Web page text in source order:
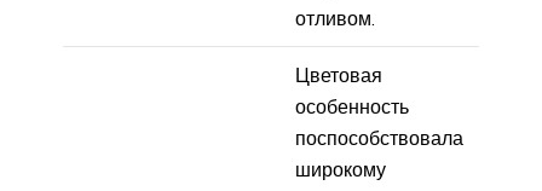
отливом.
Цветовая
особенность
поспособствовала
широкому